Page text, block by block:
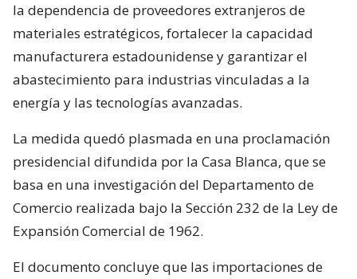
la dependencia de proveedores extranjeros de
materiales estratégicos, fortalecer la capacidad
manufacturera estadounidense y garantizar el
abastecimiento para industrias vinculadas a la
energía y las tecnologías avanzadas.
La medida quedó plasmada en una proclamación
presidencial difundida por la Casa Blanca, que se
basa en una investigación del Departamento de
Comercio realizada bajo la Sección 232 de la Ley de
Expansión Comercial de 1962.
El documento concluye que las importaciones de